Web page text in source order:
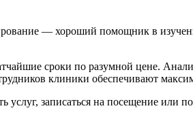
— хороший помощник в
сроки по разумной цене.
клиники обеспечивают
записаться на посещение или